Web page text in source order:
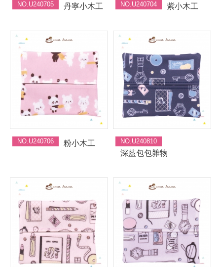
NO.U240705 丹寧小木工 NO.U240704 紫小木工
NO.U240706 粉小木工 NO.U240810
深藍包包雜物